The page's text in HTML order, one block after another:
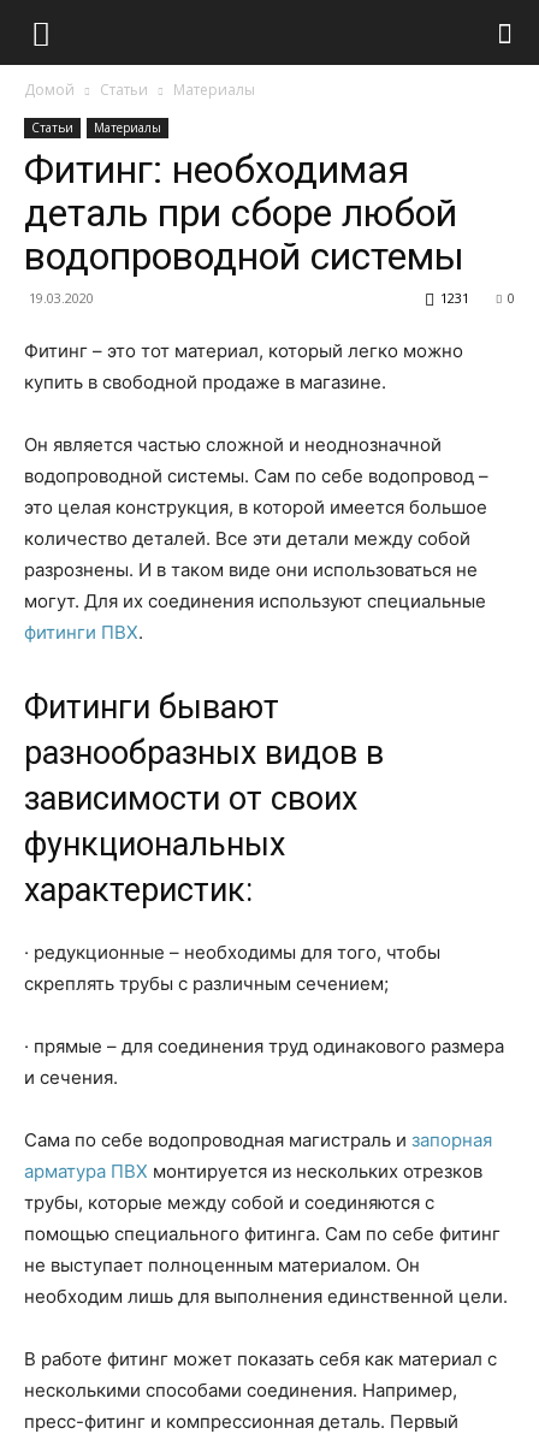
Домой Статьи Материалы
Статьи Материалы
Фитинг: необходимая
деталь при сборе любой
водопроводной системы
19.03.2020 0
1231
Фитинг – это тот материал, который легко можно
купить в свободной продаже в магазине.
Он является частью сложной и неоднозначной
водопроводной системы. Сам по себе водопровод –
это целая конструкция, в которой имеется большое
количество деталей. Все эти детали между собой
разрознены. И в таком виде они использоваться не
могут. Для их соединения используют специальные
фитинги ПВХ.
Фитинги бывают
разнообразных видов в
зависимости от своих
функциональных
характеристик:
· редукционные – необходимы для того, чтобы
скреплять трубы с различным сечением;
· прямые – для соединения труд одинакового размера
и сечения.
Сама по себе водопроводная магистраль и запорная
арматура ПВХ монтируется из нескольких отрезков
трубы, которые между собой и соединяются с
помощью специального фитинга. Сам по себе фитинг
не выступает полноценным материалом. Он
необходим лишь для выполнения единственной цели.
В работе фитинг может показать себя как материал с
несколькими способами соединения. Например,
пресс-фитинг и компрессионная деталь. Первый